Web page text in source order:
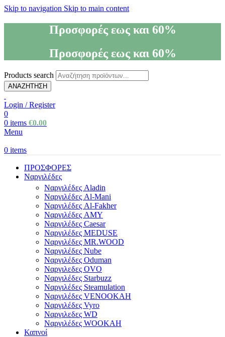
Skip to navigation Skip to main content
Προσφορές εως και 60%
Προσφορές εως και 60%
Products search
ΑΝΑΖΗΤΗΣΗ
Login / Register
0
0 items €0.00
Menu
0 items
ΠΡΟΣΦΟΡΕΣ
Ναργιλέδες
Ναργιλέδες Aladin
Ναργιλέδες Al-Mani
Ναργιλέδες Al-Fakher
Ναργιλέδες AΜΥ
Ναργιλέδες Caesar
Ναργιλέδες MEDUSE
Ναργιλέδες MR.WOOD
Ναργιλέδες Nube
Ναργιλέδες Oduman
Ναργιλεδες OVO
Ναργιλέδες Starbuzz
Ναργιλέδες Steamulation
Ναργιλέδες VENOOKAH
Ναργιλέδες Vyro
Ναργιλεδες WD
Ναργιλέδες WOOKAH
Καπνοί